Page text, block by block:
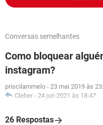
Conversas semelhantes
Como bloquear
instagram?
priscilammelo - 23 mai 2019 às
Cleber - 24 jun 2021 às 18:47
26 Respostas